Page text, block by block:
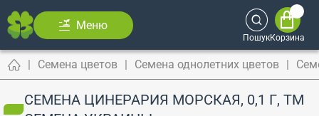
Меню
ПошукКорзина
Семена цветов Семена однолетних цветов
СЕМЕНА ЦИНЕРАРИЯ МОРСКАЯ, 0,1 Г, ТМ